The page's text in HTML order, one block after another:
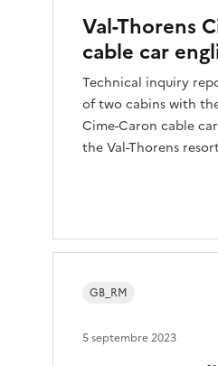
Val-Thorens
cable car
Technical inquiry
of two cabins with
Cime-Caron cable
the Val-Thorens
GB_RM
5 septembre 2023